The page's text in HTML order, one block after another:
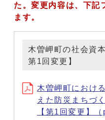
た。変更内容は、下記
ます。
木曽岬町の社会資
第1回変更】
木曽岬町におけ
えた防災まちづ
【第1回変更】